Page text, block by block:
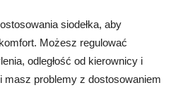
siodełka, aby
Możesz regulować
odległość od kierownicy i
masz problemy z dostosowaniem